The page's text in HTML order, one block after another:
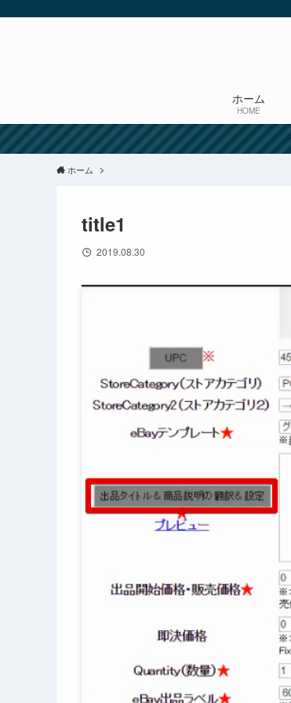
ホーム
HOME
ホーム
title1
2019.08.30